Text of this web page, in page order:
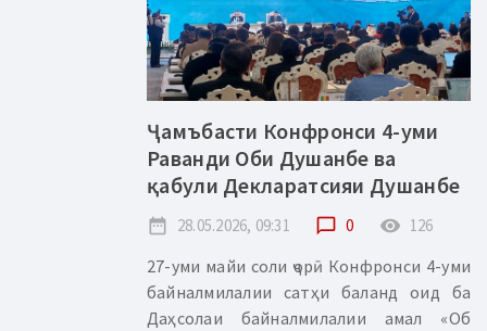
Ҷамъбасти Конфронси 4-уми
Раванди Оби Душанбе ва
қабули Декларатсияи Душанбе
date_range 28.05.2026, 09:31 chat_bubble_outline 0 remove_red_eye 126
27-уми майи соли ҷорӣ Конфронси 4-уми
байналмилалии сатҳи баланд оид ба
Даҳсолаи байналмилалии амал «Об